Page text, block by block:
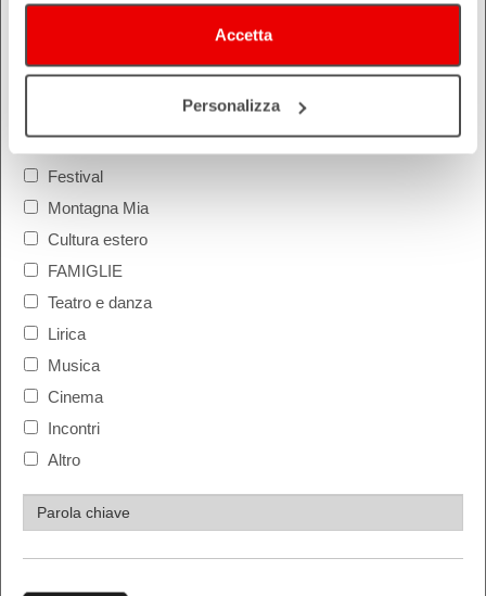
Accetta
Personalizza
COSA
Festival
Montagna Mia
Cultura estero
FAMIGLIE
Teatro e danza
Lirica
Musica
Cinema
Incontri
Altro